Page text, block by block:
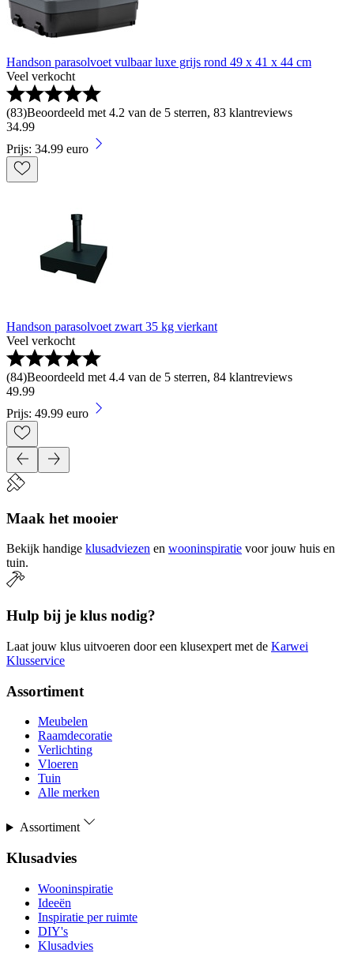
Handson parasolvoet vulbaar luxe grijs rond 49 x 41 x 44 cm
Veel verkocht
(83)Beoordeeld met 4.2 van de 5 sterren, 83 klantreviews
34.99
Prijs: 34.99 euro
Handson parasolvoet zwart 35 kg vierkant
Veel verkocht
(84)Beoordeeld met 4.4 van de 5 sterren, 84 klantreviews
49.99
Prijs: 49.99 euro
Maak het mooier
Bekijk handige klusadviezen en wooninspiratie voor jouw huis en
tuin.
Hulp bij je klus nodig?
Laat jouw klus uitvoeren door een klusexpert met de Karwei
Klusservice
Assortiment
Meubelen
Raamdecoratie
Verlichting
Vloeren
Tuin
Alle merken
Assortiment
Klusadvies
Wooninspiratie
Ideeën
Inspiratie per ruimte
DIY's
Klusadvies